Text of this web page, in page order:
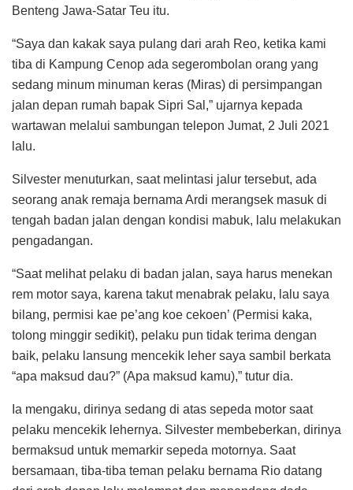
Benteng Jawa-Satar Teu itu.
“Saya dan kakak saya pulang dari arah Reo, ketika kami
tiba di Kampung Cenop ada segerombolan orang yang
sedang minum minuman keras (Miras) di persimpangan
jalan depan rumah bapak Sipri Sal,” ujarnya kepada
wartawan melalui sambungan telepon Jumat, 2 Juli 2021
lalu.
Silvester menuturkan, saat melintasi jalur tersebut, ada
seorang anak remaja bernama Ardi merangsek masuk di
tengah badan jalan dengan kondisi mabuk, lalu melakukan
pengadangan.
“Saat melihat pelaku di badan jalan, saya harus menekan
rem motor saya, karena takut menabrak pelaku, lalu saya
bilang, permisi kae pe’ang koe cekoen’ (Permisi kaka,
tolong minggir sedikit), pelaku pun tidak terima dengan
baik, pelaku lansung mencekik leher saya sambil berkata
“apa maksud dau?” (Apa maksud kamu),” tutur dia.
Ia mengaku, dirinya sedang di atas sepeda motor saat
pelaku mencekik lehernya. Silvester membeberkan, dirinya
bermaksud untuk memarkir sepeda motornya. Saat
bersamaan, tiba-tiba teman pelaku bernama Rio datang